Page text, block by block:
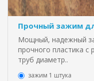
Прочный зажим
Мощный, надежный
прочного пластика
труб диаметр..
зажим 1 штука